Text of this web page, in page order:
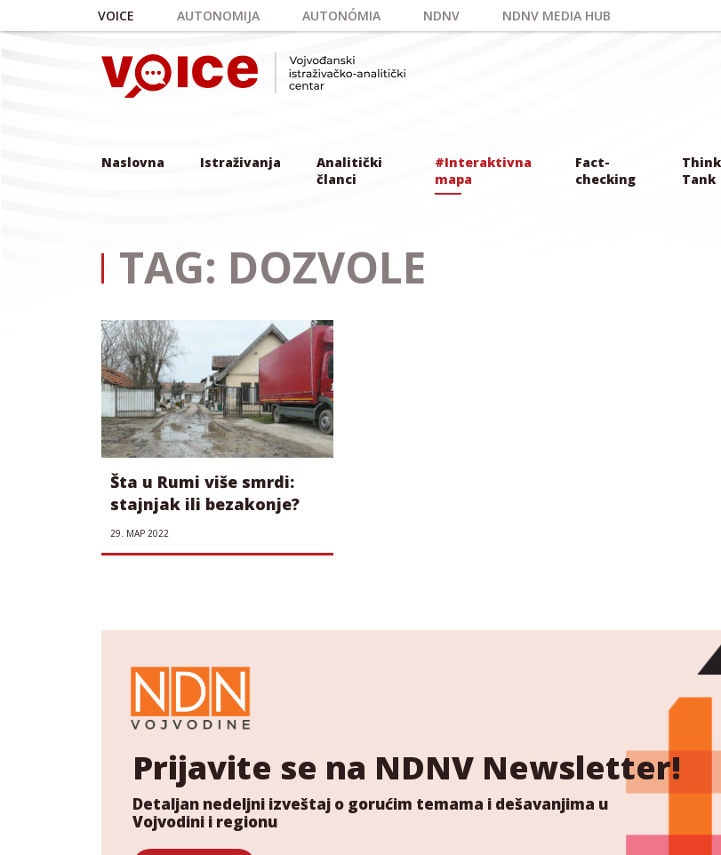
Skip to main content
VOICE AUTONOMIJA AUTONÓMIA NDNV NDNV MEDIA HUB
Naslovna Istraživanja
Analitički
članci
#Interaktivna
mapa
Fact-
checking
Think
Tank
TAG: DOZVOLE
Šta u Rumi više smrdi:
stajnjak ili bezakonje?
29. МАР 2022
Prijavite se na NDNV Newsletter!
Detaljan nedeljni izveštaj o gorućim temama i dešavanjima u
Vojvodini i regionu